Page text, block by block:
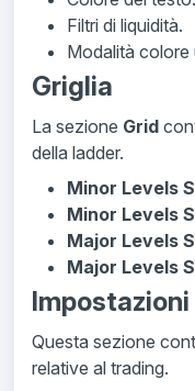
Filtri di liquidità.
Modalità colore
Griglia
La sezione Grid
della ladder.
Minor Levels
Minor Levels
Major Levels
Major Levels
Questa sezione
relative al trading.